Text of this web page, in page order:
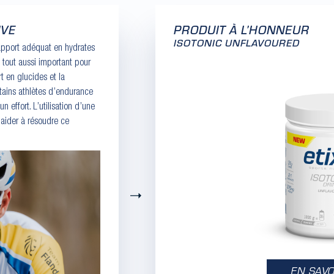
adéquat en hydrates
aussi important pour
en glucides et la
athlètes d’endurance
effort. L’utilisation d’une
à résoudre ce
ESSAYEZ LES PRODUITS ETIXX
Boostez vos performances sportives avec le « Endurance Tasting Pack » composé de 14
testeurs différents de gels, barres, boissons isotoniques et shake de récupération. Ainsi,
vous pouvez trouver la combinaison nutritionnelle parfaite pour vos entraînements.
Suivant
PRODUIT À L’HONNEUR
ISOTONIC UNFLAVOURED
EN